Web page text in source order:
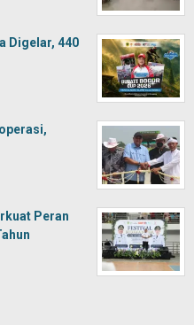
Digelar, 440
Peran